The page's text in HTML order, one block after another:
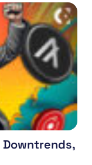
Downtrends,